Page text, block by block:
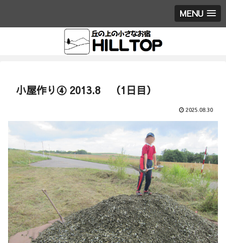
MENU
小屋作り④ 2013.8 （1日目）
2025.08.30